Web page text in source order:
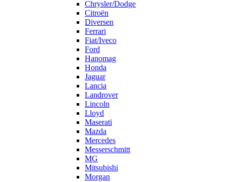
Chrysler/Dodge
Citroën
Diversen
Ferrari
Fiat/Iveco
Ford
Hanomag
Honda
Jaguar
Lancia
Landrover
Lincoln
Lloyd
Maserati
Mazda
Mercedes
Messerschmitt
MG
Mitsubishi
Morgan